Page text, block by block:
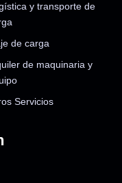
y transporte de
de carga
de maquinaria y
Servicios